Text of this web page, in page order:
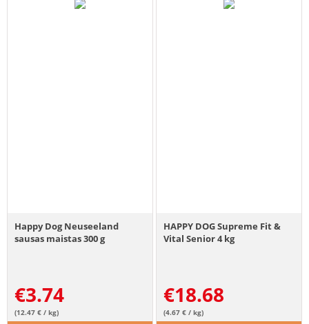
Happy Dog Neuseeland
sausas maistas 300 g
€3.74
(12.47 € / kg)
HAPPY DOG Supreme Fit &
Vital Senior 4 kg
€18.68
(4.67 € / kg)